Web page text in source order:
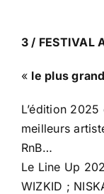
3 / FESTIVAL
« le plus
L’édition
meilleurs
RnB…
Le Line Up
WIZKID ;